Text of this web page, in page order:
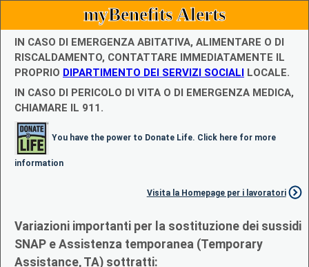
myBenefits Alerts
IN CASO DI EMERGENZA ABITATIVA, ALIMENTARE O DI
RISCALDAMENTO, CONTATTARE IMMEDIATAMENTE IL
PROPRIO DIPARTIMENTO DEI SERVIZI SOCIALI LOCALE.
IN CASO DI PERICOLO DI VITA O DI EMERGENZA MEDICA,
CHIAMARE IL 911.
You have the power to Donate Life. Click here for more
information
Visita la Homepage per i lavoratori
Variazioni importanti per la sostituzione dei sussidi
SNAP e Assistenza temporanea (Temporary
Assistance, TA) sottratti: